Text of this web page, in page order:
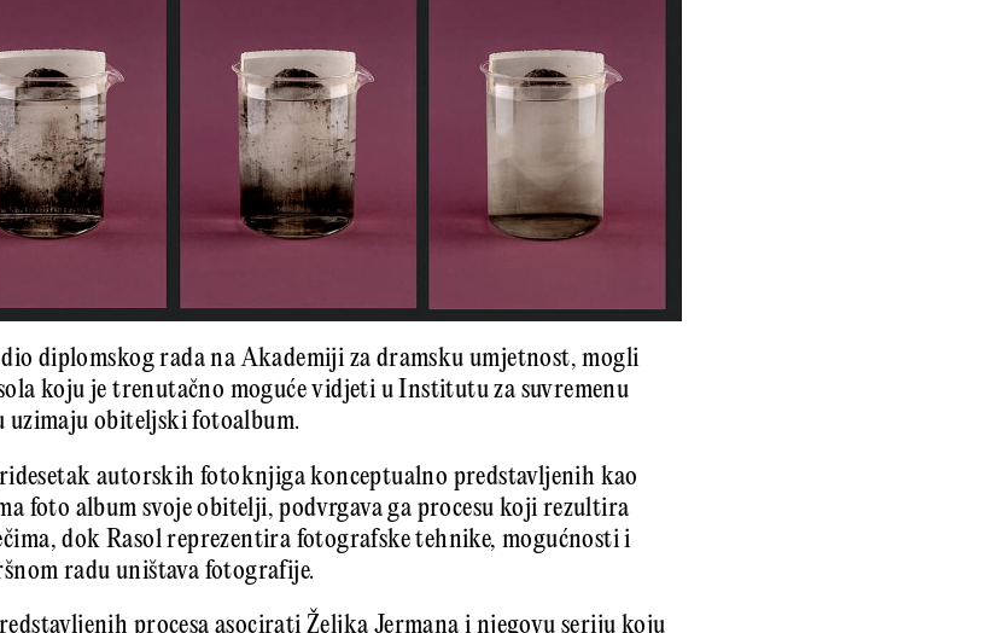
diplomskog rada na Akademiji za dramsku umjetnost, mogli
koju je trenutačno moguće vidjeti u Institutu za suvremenu
uzimaju obiteljski fotoalbum.
autorskih fotoknjiga konceptualno predstavljenih kao
foto album svoje obitelji, podvrgava ga procesu koji rezultira
dok Rasol reprezentira fotografske tehnike, mogućnosti i
radu uništava fotografije.
procesa asocirati Željka Jermana i njegovu seriju koju